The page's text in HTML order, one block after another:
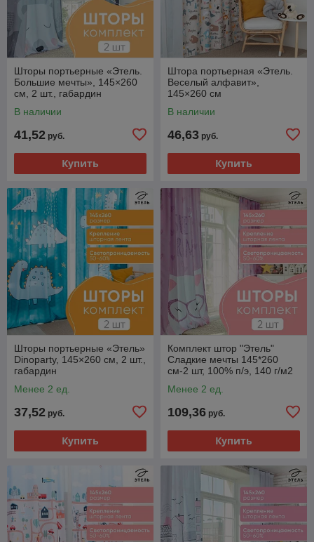
Шторы портьерные «Этель.
Большие мечты», 145×260
см, 2 шт., габардин
В наличии
41,52 руб.
Купить
Штора портьерная «Этель.
Веселый алфавит»,
145×260 см
В наличии
46,63 руб.
Купить
Шторы портьерные «Этель»
Dinoparty, 145×260 см, 2 шт.,
габардин
Менее 2 ед.
37,52 руб.
Купить
Комплект штор "Этель"
Сладкие мечты 145*260
см-2 шт, 100% п/э, 140 г/м2
Менее 2 ед.
109,36 руб.
Купить